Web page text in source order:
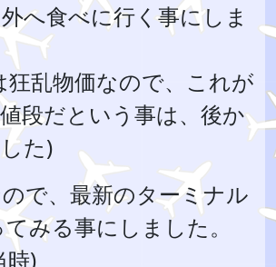
へ食べに行く事にしま
狂乱物価なので、これが
段だという事は、後か
た)
で、最新のターミナル
みる事にしました。
時)